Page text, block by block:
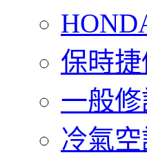
保時
一般
冷氣